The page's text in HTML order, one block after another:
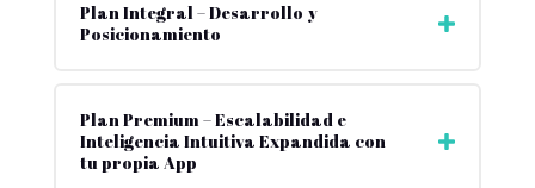
Plan Integral – Desarrollo y
Posicionamiento
Plan Premium – Escalabilidad e
Inteligencia Intuitiva Expandida con
tu propia App